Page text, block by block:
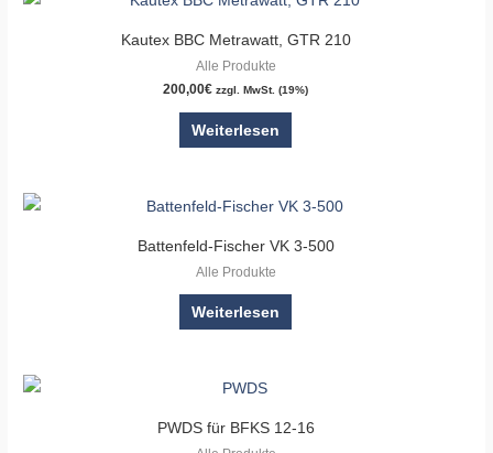
Kautex BBC Metrawatt, GTR 210
Alle Produkte
200,00€ zzgl. MwSt. (19%)
Weiterlesen
Battenfeld-Fischer VK 3-500
Alle Produkte
Weiterlesen
PWDS für BFKS 12-16